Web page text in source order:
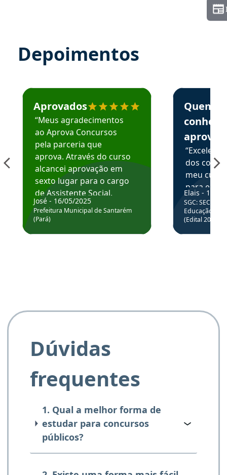
Depoimentos
Estudante José recomenda o Aprova Concursos em
Aprovados
“Meus agradecimentos
ao Aprova Concursos
pela parceria que
aprova. Através do curso
alcancei aprovação em
sexto lugar para o cargo
de Assistente Social.
Hoje estou atuando na
Prefeitura de Santarém.
José - 16/05/2025
Prefeitura Municipal de Santarém
(Pará)
Estudante
Quem
aprova
dos
meu
para
colocar
através
de
Elais - 15/
SGC: SEC BA
Educação
(Edital
Dúvidas
frequentes
1. Qual a melhor forma de
estudar para concursos
públicos?